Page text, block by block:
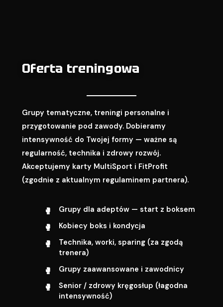
Oferta treningowa
Grupy tematyczne, treningi personalne i
przygotowanie pod zawody. Dobieramy
intensywność do Twojej formy — ważne są
regularność, technika i zdrowy rozwój.
Akceptujemy karty MultiSport i FitProfit
(zgodnie z aktualnym regulaminem partnera).
Grupy dla adeptów — start z boksem
Kobiecy boks i kondycja
Technika, worki, sparing (za zgodą
trenera)
Grupy zaawansowane i zawodnicy
Senior / zdrowy kręgosłup (łagodna
intensywność)